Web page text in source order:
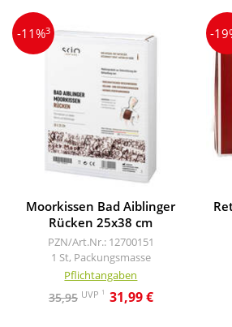
-11%3
Moorkissen Bad Aiblinger
Rücken 25x38 cm
PZN/Art.Nr.: 12700151
1 St, Packungsmasse
Pflichtangaben
35,95 UVP 1 31,99 €
-